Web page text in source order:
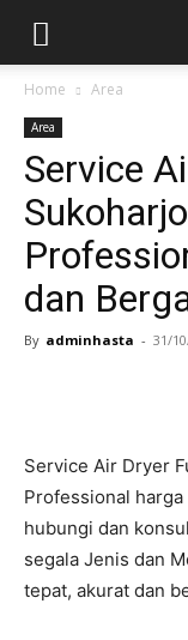
Home Area
Area
Service
dan
By adminhasta - 31/
Service Air Dryer
Professional
hubungi dan
segala Jenis dan
tepat, akurat dan